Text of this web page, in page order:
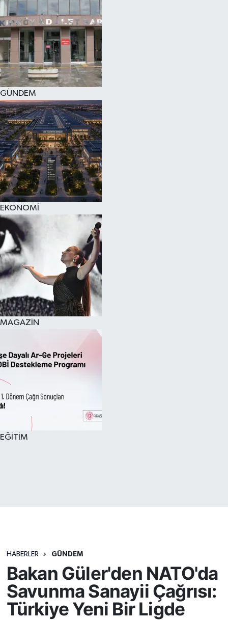
GÜNDEM
EKONOMİ
MAGAZİN
EĞİTİM
HABERLER GÜNDEM
Bakan Güler'den NATO'da
Savunma Sanayii Çağrısı:
Türkiye Yeni Bir Ligde